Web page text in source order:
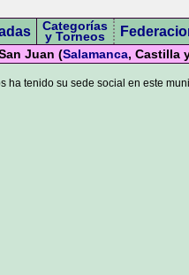
Categorías
y Torneos
Juan (Salamanca, Castilla
ha tenido su sede social en este